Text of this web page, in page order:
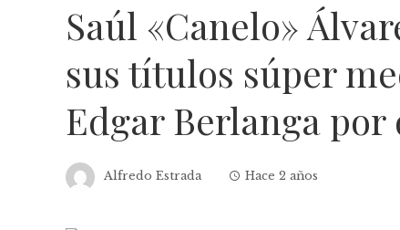
Saúl «Canelo»
sus títulos súper
Edgar Berlanga
Alfredo Estrada Hace 2 años